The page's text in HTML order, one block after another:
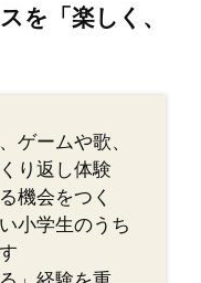
を「楽しく、
ゲームや歌、
り返し体験
機会をつく
小学生のうち